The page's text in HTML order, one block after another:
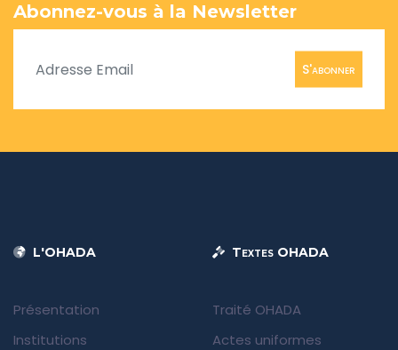
Abonnez-vous à la Newsletter
S'abonner
L'OHADA
Présentation
Institutions
Textes OHADA
Traité OHADA
Actes uniformes